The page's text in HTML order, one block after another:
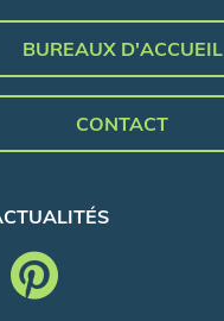
BUREAUX D'ACCUEIL
CONTACT